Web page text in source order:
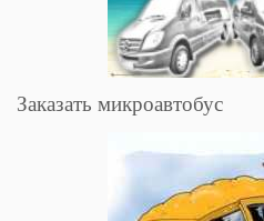
Заказать микроавтобус